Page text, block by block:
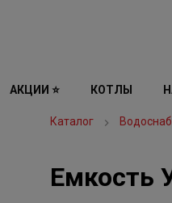
АКЦИИ ⭐ КОТЛЫ
Каталог
Емкость